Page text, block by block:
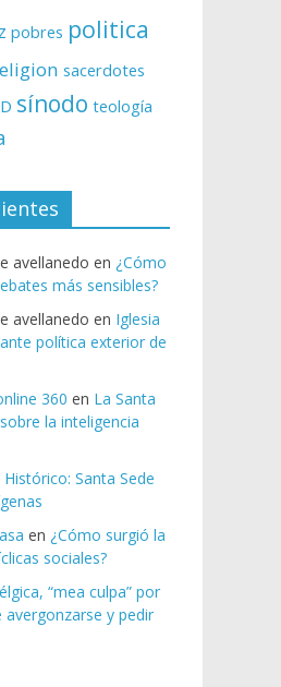
pobres politica
sacerdotes
sínodo teología
avellanedo en ¿Cómo
más sensibles?
avellanedo en Iglesia
política exterior de
360 en La Santa
la inteligencia
Histórico: Santa Sede
en ¿Cómo surgió la
sociales?
“mea culpa” por
avergonzarse y pedir